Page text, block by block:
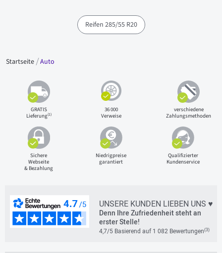
Reifen 285/55 R20
Startseite Auto
GRATIS
Lieferung(1)
36 000
Verweise
verschiedene
Zahlungsmethoden
Sichere
Webseite
& Bezahlung
Niedrigpreise
garantiert
Qualifizierter
Kundenservice
UNSERE KUNDEN LIEBEN UNS ♥
Denn Ihre Zufriedenheit steht an
erster Stelle!
4,7/5 Basierend auf 1 082 Bewertungen(3)